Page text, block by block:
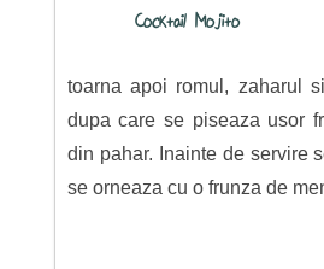
Cocktail Mojito
toarna apoi romul, zaharul
dupa care se piseaza usor
din pahar. Inainte de servire
se orneaza cu o frunza de